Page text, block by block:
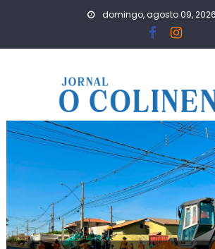
domingo, agosto 09, 2026